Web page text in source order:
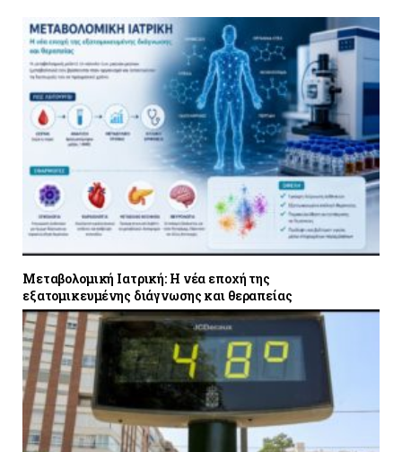
Μεταβολομική Ιατρική: Η νέα εποχή της
εξατομικευμένης διάγνωσης και θεραπείας